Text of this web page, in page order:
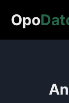
Opo